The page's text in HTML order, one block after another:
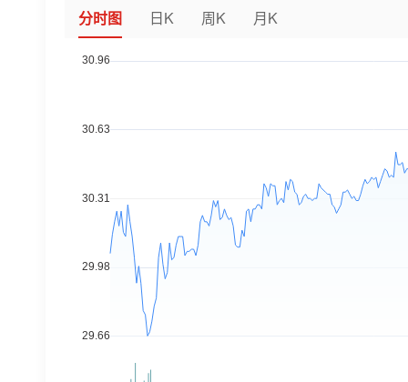
分时图 日K 周K 月K